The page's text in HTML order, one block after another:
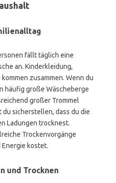
fällt täglich eine
an. Kinderkleidung,
zusammen. Wenn du
häufig große Wäscheberge
großer Trommel
sicherstellen, dass du die
Ladungen trocknest.
Trockenvorgänge
kostet.
und Trocknen